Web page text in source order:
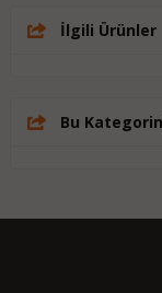
İlgili Ürünler
Bu